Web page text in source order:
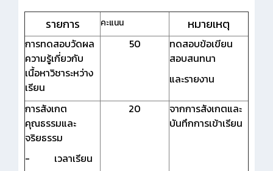
รายการ คะแนน หมายเหตุ
การทดสอบวัดผล
ความรู้เกี่ยวกับ
เนื้อหาวิชาระหว่าง
เรียน
50
ทดสอบข้อเขียน
สอบสนทนา
และรายงาน
การสังเกต
คุณธรรมและ
จริยธรรม
- เวลาเรียน
20
จากการสังเกตและ
บันทึกการเข้าเรียน